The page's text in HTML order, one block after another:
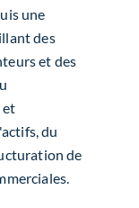
une
des
et des
et
du
de